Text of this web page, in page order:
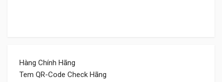
Hàng Chính Hãng
Tem QR-Code Check Hãng